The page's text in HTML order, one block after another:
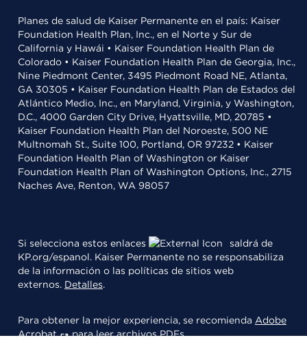
Planes de salud de Kaiser Permanente en el país: Kaiser
Foundation Health Plan, Inc., en el Norte y Sur de
California y Hawái • Kaiser Foundation Health Plan de
Colorado • Kaiser Foundation Health Plan de Georgia, Inc.,
Nine Piedmont Center, 3495 Piedmont Road NE, Atlanta,
GA 30305 • Kaiser Foundation Health Plan de Estados del
Atlántico Medio, Inc., en Maryland, Virginia, y Washington,
D.C., 4000 Garden City Drive, Hyattsville, MD, 20785 •
Kaiser Foundation Health Plan del Noroeste, 500 NE
Multnomah St., Suite 100, Portland, OR 97232 • Kaiser
Foundation Health Plan of Washington or Kaiser
Foundation Health Plan of Washington Options, Inc., 2715
Naches Ave, Renton, WA 98057
Si selecciona estos enlaces
saldrá de
KP.org/espanol. Kaiser Permanente no se responsabiliza
de la información o las políticas de sitios web
externos. Detalles.
Para obtener la mejor experiencia, se recomienda Adobe
Acrobat
para leer archivos PDFs.